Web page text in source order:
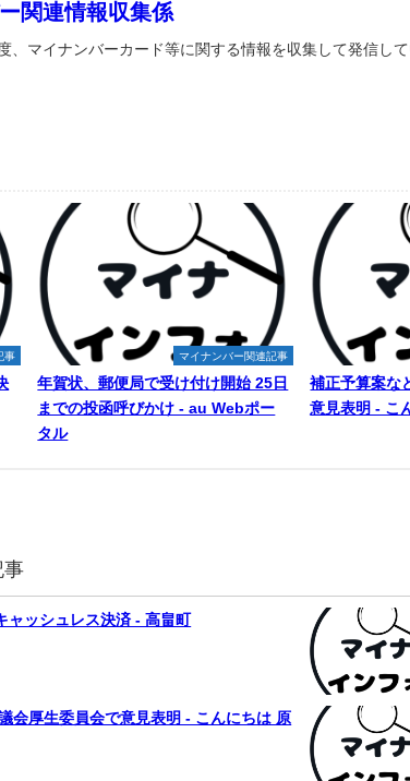
関連情報収集係
、マイナンバーカード等に関する情報を収集して発信して
事 マイナンバー関連記事
年賀状、郵便局で受け付け開始 25日
までの投函呼びかけ - au Webポー
タル
補正予算案な
意見表明 - こ
事
ャッシュレス決済 - 高畠町
会厚生委員会で意見表明 - こんにちは 原